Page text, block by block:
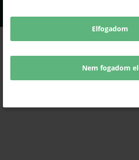
Elfogadom
Nem fogadom el